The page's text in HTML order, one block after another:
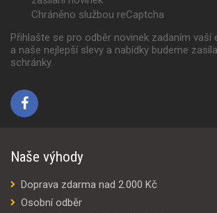
Chráněno službou reCaptcha
Přihlašte se pro odběr novinek zadaním vaší
a naše nejlepší slevy a nabídky budeme
schránky.
Naše výhody
Doprava zdarma nad 2.000 Kč
Osobní odběr